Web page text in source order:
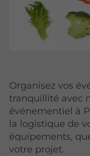
Organisez vos
tranquillité avec
événementiel à
la logistique de
équipements,
votre projet.